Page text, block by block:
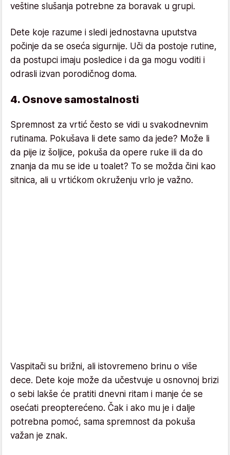
veštine slušanja potrebne za boravak u grupi.
Dete koje razume i sledi jednostavna uputstva
počinje da se oseća sigurnije. Uči da postoje rutine,
da postupci imaju posledice i da ga mogu voditi i
odrasli izvan porodičnog doma.
4. Osnove samostalnosti
Spremnost za vrtić često se vidi u svakodnevnim
rutinama. Pokušava li dete samo da jede? Može li
da pije iz šoljice, pokuša da opere ruke ili da do
znanja da mu se ide u toalet? To se možda čini kao
sitnica, ali u vrtićkom okruženju vrlo je važno.
Vaspitači su brižni, ali istovremeno brinu o više
dece. Dete koje može da učestvuje u osnovnoj brizi
o sebi lakše će pratiti dnevni ritam i manje će se
osećati preopterećeno. Čak i ako mu je i dalje
potrebna pomoć, sama spremnost da pokuša
važan je znak.